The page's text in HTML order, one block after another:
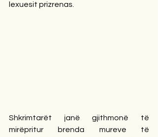
lexuesit prizrenas.
Shkrimtarët janë gjithmonë të
mirëpritur brenda mureve të